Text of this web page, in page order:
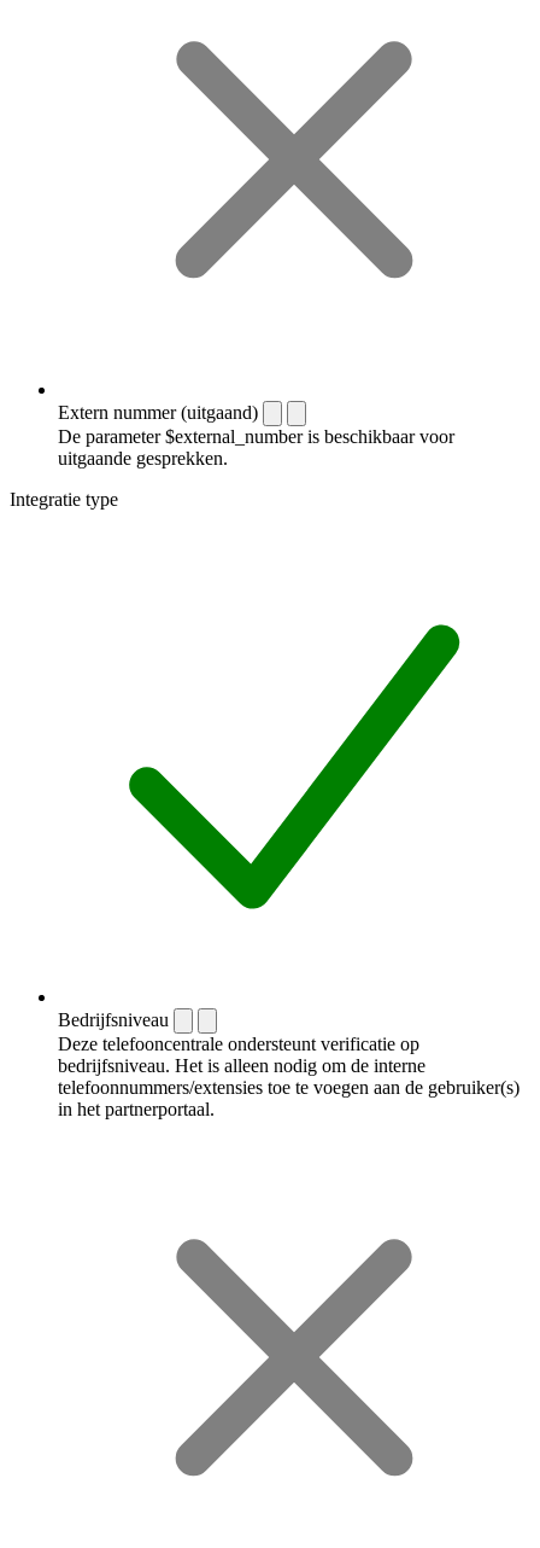
Extern nummer (uitgaand)
De parameter $external_number is beschikbaar voor
uitgaande gesprekken.
Integratie type
Bedrijfsniveau
Deze telefooncentrale ondersteunt verificatie op
bedrijfsniveau. Het is alleen nodig om de interne
telefoonnummers/extensies toe te voegen aan de gebruiker(s)
in het partnerportaal.